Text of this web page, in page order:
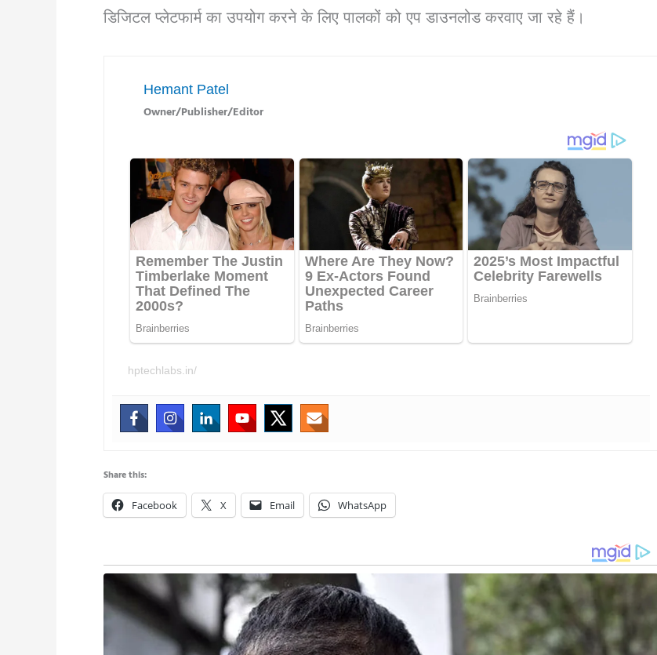
डिजिटल प्लेटफार्म का उपयोग करने के लिए पालकों को एप डाउनलोड करवाए जा रहे हैं।
Hemant Patel
Owner/Publisher/Editor
hptechlabs.in/
Share this:
Facebook X Email WhatsApp